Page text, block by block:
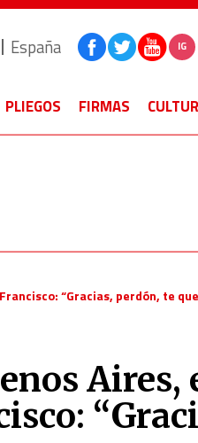
España IG
PLIEGOS FIRMAS
“Gracias, perdón, te
Aires,